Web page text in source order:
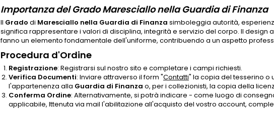
Importanza del Grado Maresciallo nella Guardia di Finanza
Il Grado di Maresciallo nella Guardia di Finanza simboleggia autorità,
significa rappresentare i valori di disciplina, integrità e servizio del corpo. Il
fanno un elemento fondamentale dell'uniforme, contribuendo a un aspetto
Procedura d'Ordine
Registrazione: Registrarsi sul nostro sito e completare i campi richiesti.
Verifica Documenti: Inviare attraverso il form "Contatti" la copia del tesserino o
l'appartenenza alla Guardia di Finanza o, per i collezionisti, la copia della
Conferma Ordine: Alternativamente, si potrà indicare - come luogo di
applicabile, Ittenuta via mail l'abilitazione all'acquisto del vostro account,